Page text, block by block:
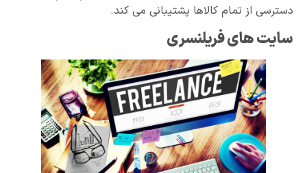
دسترسی از تمام کالاها پشتیبانی می کند.
سایت های فریلنسری